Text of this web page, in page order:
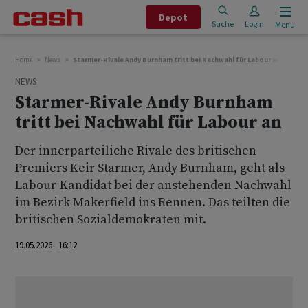
Depot
Suche Login Menu
Home News Starmer-Rivale Andy Burnham tritt bei Nachwahl für Labour an
NEWS
Starmer-Rivale Andy Burnham
tritt bei Nachwahl für Labour an
Der innerparteiliche Rivale des britischen
Premiers Keir Starmer, Andy Burnham, geht als
Labour-Kandidat bei der anstehenden Nachwahl
im Bezirk Makerfield ins Rennen. Das teilten die
britischen Sozialdemokraten mit.
19.05.2026 16:12